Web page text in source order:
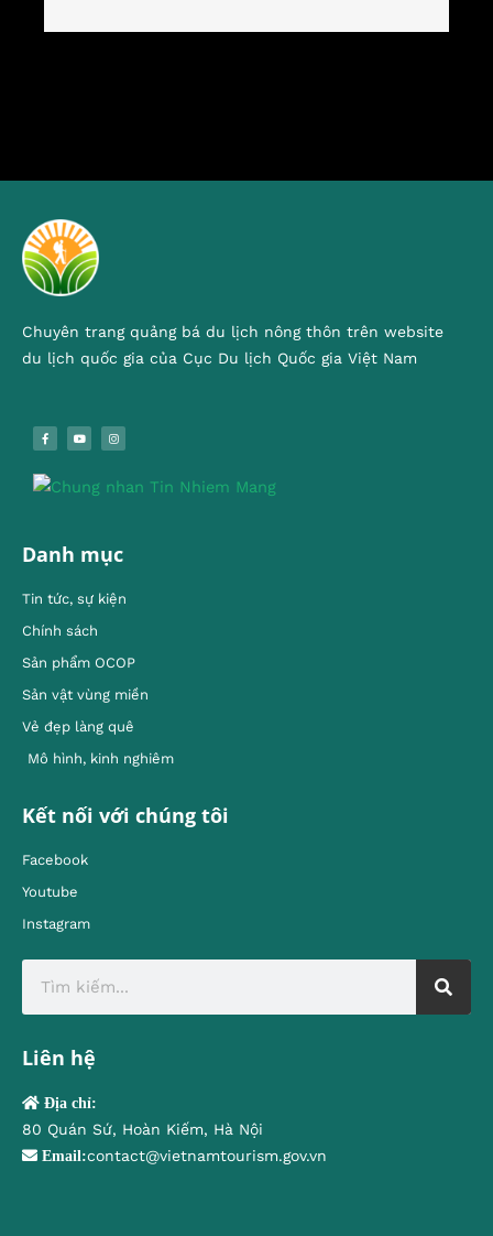
Chuyên trang quảng bá du lịch nông thôn trên website
du lịch quốc gia của Cục Du lịch Quốc gia Việt Nam
Danh mục
Tin tức, sự kiện
Chính sách
Sản phẩm OCOP
Sản vật vùng miền
Vẻ đẹp làng quê
Mô hình, kinh nghiêm
Kết nối với chúng tôi
Facebook
Youtube
Instagram
Liên hệ
Địa chỉ:
80 Quán Sứ, Hoàn Kiếm, Hà Nội
Email:contact@vietnamtourism.gov.vn